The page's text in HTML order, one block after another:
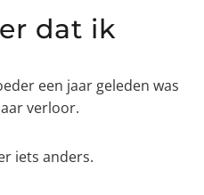
dat ik
een jaar geleden was
verloor.
iets anders.